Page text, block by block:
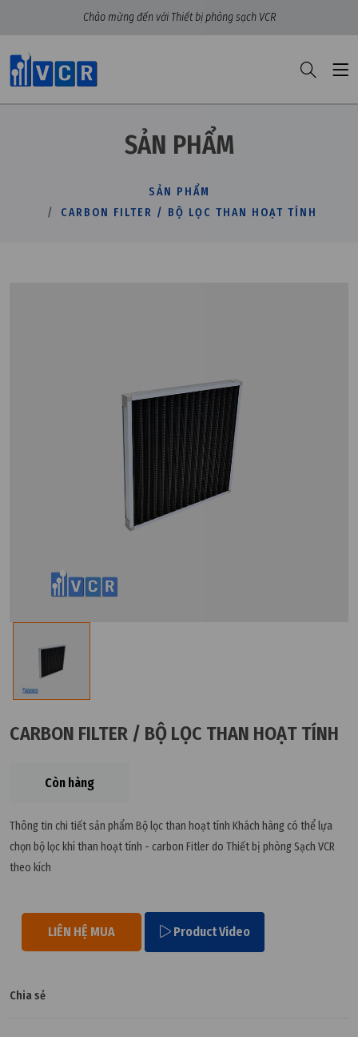
Chào mừng đến với Thiết bị phòng sạch VCR
SẢN PHẨM
SẢN PHẨM
CARBON FILTER / BỘ LỌC THAN HOẠT TÍNH
CARBON FILTER / BỘ LỌC THAN HOẠT TÍNH
Còn hàng
Thông tin chi tiết sản phẩm Bộ lọc than hoạt tính Khách hàng có thể lựa
chọn bộ lọc khí than hoạt tính - carbon Fitler do Thiết bị phòng Sạch VCR
theo kích
LIÊN HỆ MUA Product Video
Chia sẻ